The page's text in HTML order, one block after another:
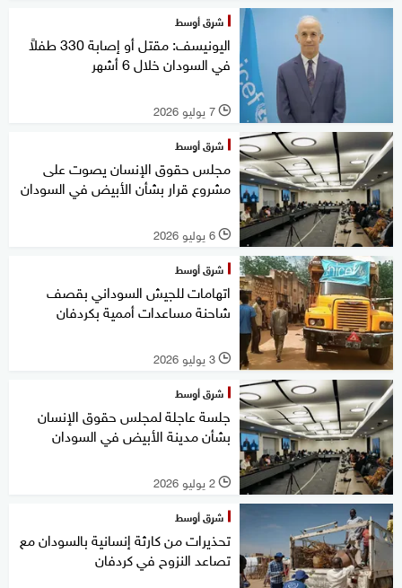
شرق أوسط
اليونيسف: مقتل أو إصابة 330 طفلاً
في السودان خلال 6 أشهر
l 7 يوليو 2026
شرق أوسط
مجلس حقوق الإنسان يصوت على
مشروع قرار بشأن الأبيض في السودان
l 6 يوليو 2026
شرق أوسط
اتهامات للجيش السوداني بقصف
شاحنة مساعدات أممية بكردفان
l 3 يوليو 2026
شرق أوسط
جلسة عاجلة لمجلس حقوق الإنسان
بشأن مدينة الأبيض في السودان
l 2 يوليو 2026
شرق أوسط
تحذيرات من كارثة إنسانية بالسودان مع
تصاعد النزوح في كردفان